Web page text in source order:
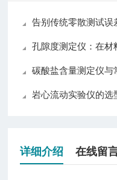
告别传统零散测试误差，岩心
孔隙度测定仪：在材料科学
碳酸盐含量测定仪与常规检
岩心流动实验仪的选
详细介绍 在线留